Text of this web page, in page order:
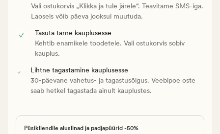
Vali ostukorvis „Klikka ja tule järele“. Teavitame SMS-iga.
Laoseis võib päeva jooksul muutuda.
Tasuta tarne kauplusesse
Kehtib enamikele toodetele. Vali ostukorvis sobiv
kauplus.
Lihtne tagastamine kauplusesse
30-päevane vahetus- ja tagastusõigus. Veebipoe oste
saab hetkel tagastada ainult kauplustes.
Püsikliendile aluslinad ja padjapüürid -50%